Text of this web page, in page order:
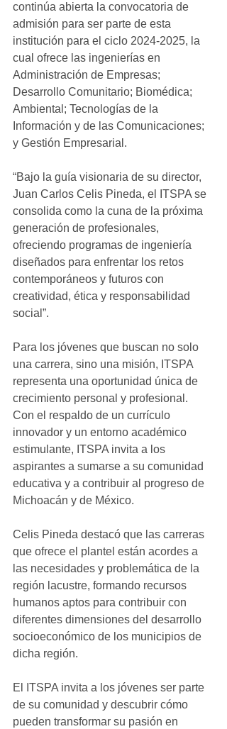
continúa abierta la convocatoria de
admisión para ser parte de esta
institución para el ciclo 2024-2025, la
cual ofrece las ingenierías en
Administración de Empresas;
Desarrollo Comunitario; Biomédica;
Ambiental; Tecnologías de la
Información y de las Comunicaciones;
y Gestión Empresarial.
“Bajo la guía visionaria de su director,
Juan Carlos Celis Pineda, el ITSPA se
consolida como la cuna de la próxima
generación de profesionales,
ofreciendo programas de ingeniería
diseñados para enfrentar los retos
contemporáneos y futuros con
creatividad, ética y responsabilidad
social”.
Para los jóvenes que buscan no solo
una carrera, sino una misión, ITSPA
representa una oportunidad única de
crecimiento personal y profesional.
Con el respaldo de un currículo
innovador y un entorno académico
estimulante, ITSPA invita a los
aspirantes a sumarse a su comunidad
educativa y a contribuir al progreso de
Michoacán y de México.
Celis Pineda destacó que las carreras
que ofrece el plantel están acordes a
las necesidades y problemática de la
región lacustre, formando recursos
humanos aptos para contribuir con
diferentes dimensiones del desarrollo
socioeconómico de los municipios de
dicha región.
El ITSPA invita a los jóvenes ser parte
de su comunidad y descubrir cómo
pueden transformar su pasión en